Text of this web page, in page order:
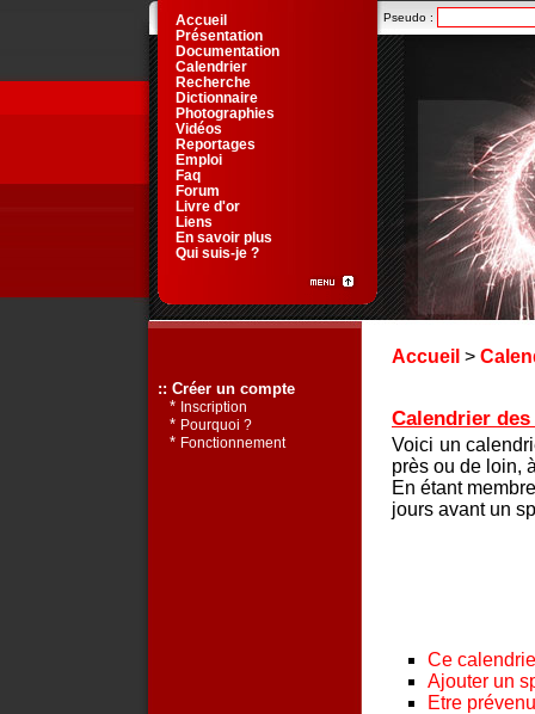
Accueil >
Calendrier
Voici un
près ou de loin,
En étant
jours avant un
Ce
Ajouter un
Etre
Pseudo :
Accueil
Présentation
Documentation
Calendrier
Recherche
Dictionnaire
Photographies
Vidéos
Reportages
Emploi
Faq
Forum
Livre d'or
Liens
En savoir plus
Qui suis-je ?
:: Créer un compte
* Inscription
* Pourquoi ?
* Fonctionnement